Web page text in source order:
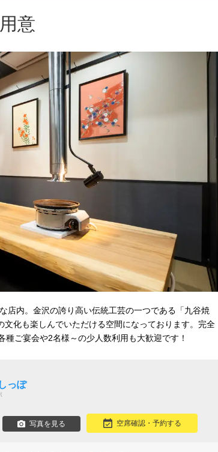
意
店内。金沢の誇り高い伝統工芸の一つである「九谷焼
化も楽しんでいただける空間になっております。完全
ご宴会や2名様～の少人数利用も大歓迎です！
っぽ
写真を見る 空席確認・予約する